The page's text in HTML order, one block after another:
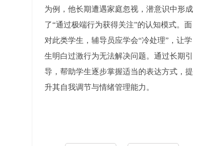
为例，他长期遭遇家庭忽视，潜意识中形成
了“通过极端行为获得关注”的认知模式。面
对此类学生，辅导员应学会“冷处理”，让学
生明白过激行为无法解决问题。通过长期引
导，帮助学生逐步掌握适当的表达方式，提
升其自我调节与情绪管理能力。